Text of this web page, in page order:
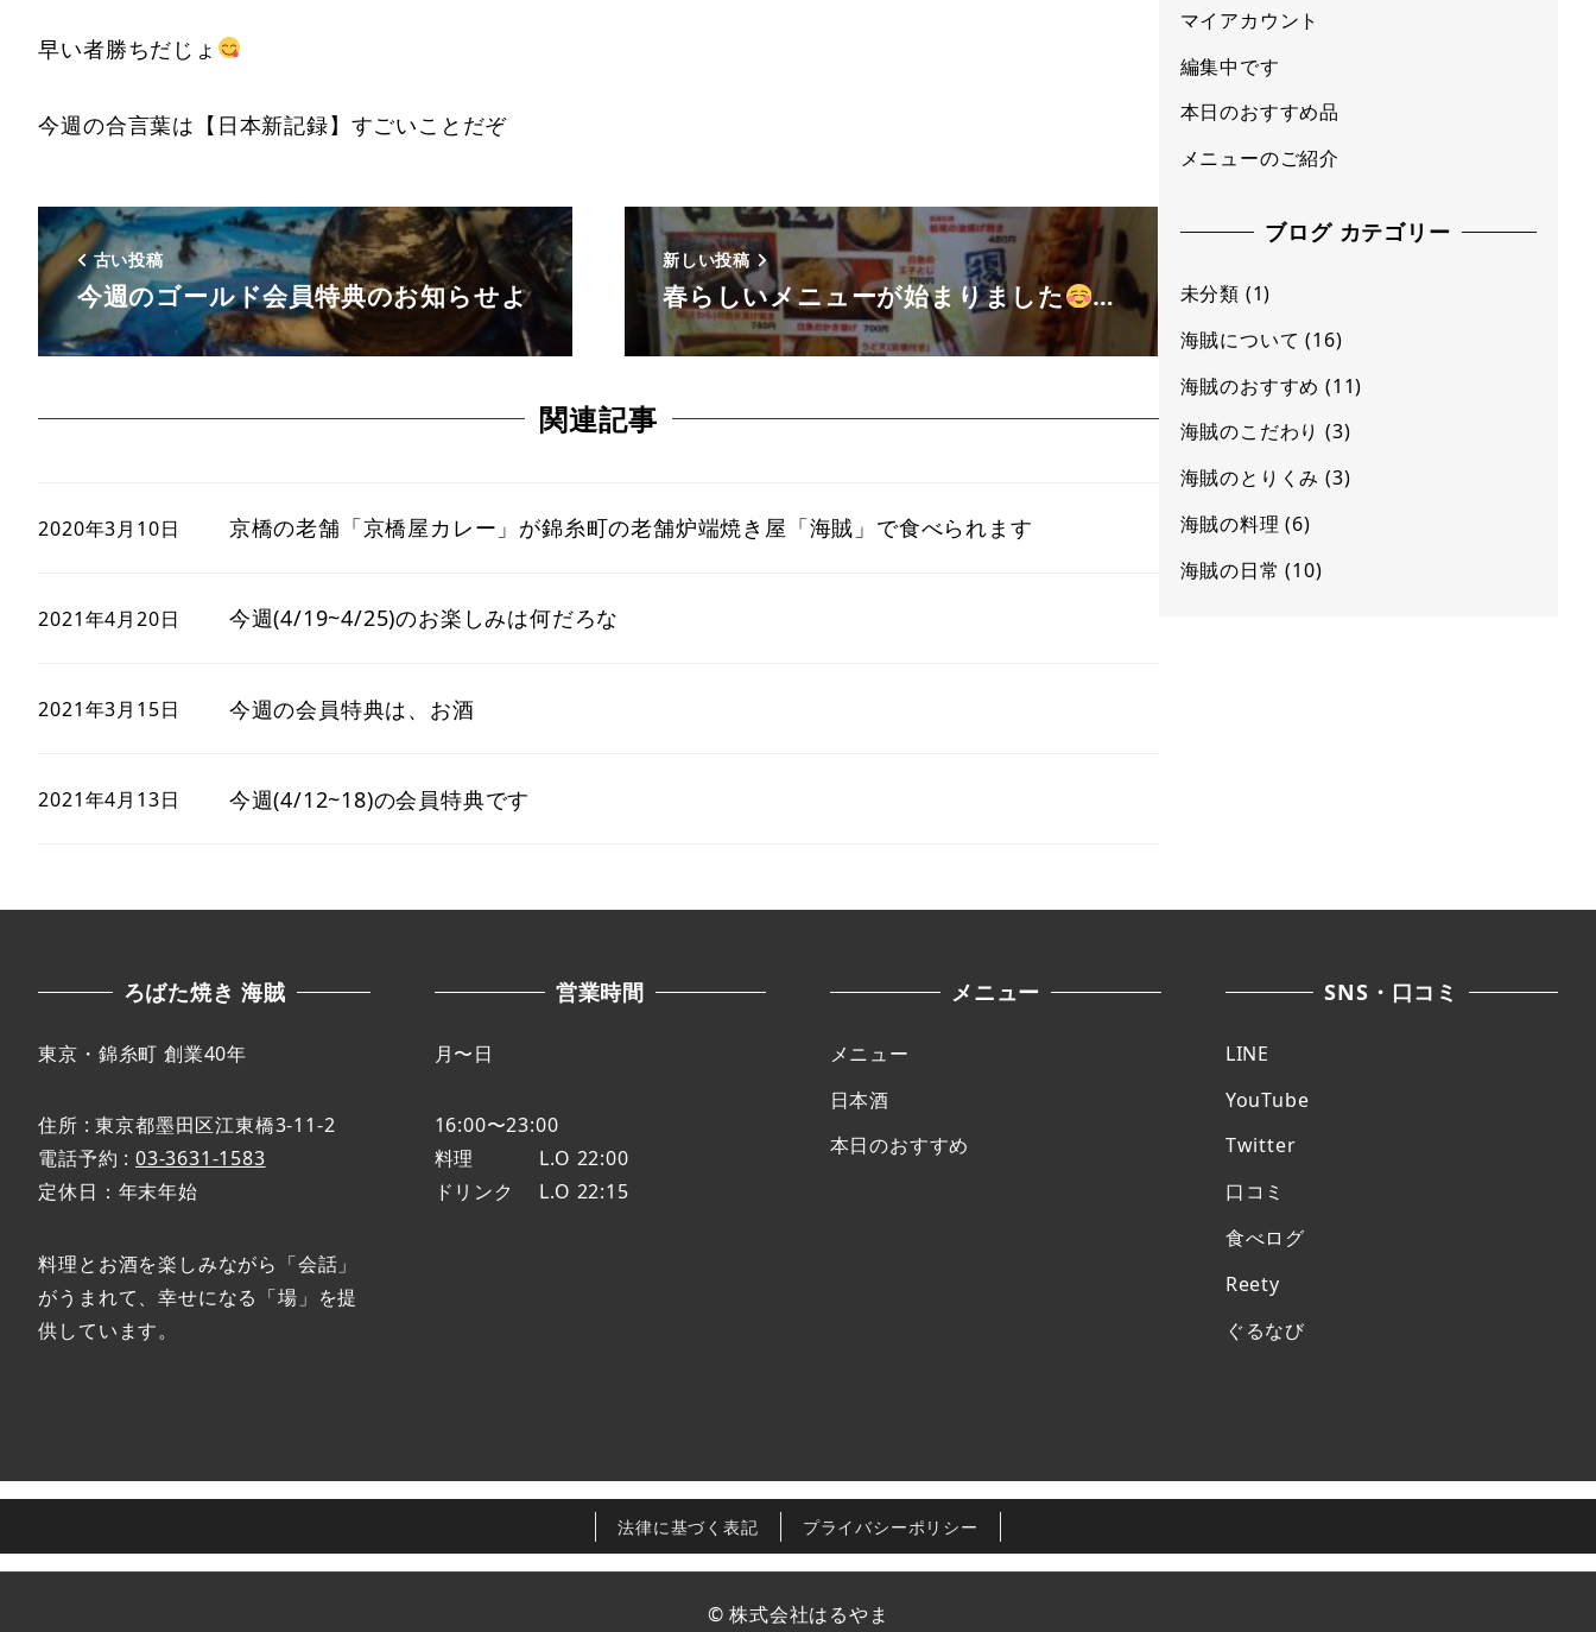
早い者勝ちだじょ
今週の合言葉は【日本新記録】すごいことだぞ
古い投稿
今週のゴールド会員特典のお知らせよ
新しい投稿
春らしいメニューが始まりました …
関連記事
京橋の老舗「京橋屋カレー」が錦糸町の老舗炉端焼き屋「海賊」で食べられます
2020年3月10日
今週(4/19~4/25)のお楽しみは何だろな
2021年4月20日
今週の会員特典は、お酒
2021年3月15日
今週(4/12~18)の会員特典です
2021年4月13日
マイアカウント
編集中です
本日のおすすめ品
メニューのご紹介
ブログ カテゴリー
未分類 (1)
海賊について (16)
海賊のおすすめ (11)
海賊のこだわり (3)
海賊のとりくみ (3)
海賊の料理 (6)
海賊の日常 (10)
ろばた焼き 海賊
東京・錦糸町 創業40年
住所 : 東京都墨田区江東橋3-11-2
電話予約 : 03-3631-1583
定休日：年末年始
料理とお酒を楽しみながら「会話」
がうまれて、幸せになる「場」を提
供しています。
営業時間
月〜日
16:00〜23:00
料理 L.O 22:00
ドリンク L.O 22:15
メニュー
メニュー
日本酒
本日のおすすめ
SNS・口コミ
LINE
YouTube
Twitter
口コミ
食べログ
Reety
ぐるなび
法律に基づく表記 プライバシーポリシー
© 株式会社はるやま